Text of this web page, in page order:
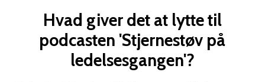
Hvad giver det at lytte til
podcasten 'Stjernestøv på
ledelsesgangen'?